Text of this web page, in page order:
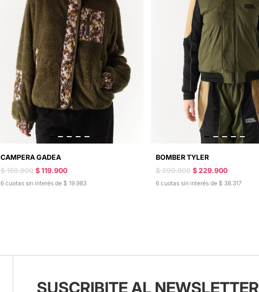
CAMPERA GADEA
$ 159.900 $ 119.900
6 cuotas sin interés de $ 19.983
BOMBER TYLER
$ 299.900 $ 229.900
6 cuotas sin interés de $ 38.317
SUSCRIBITE AL NEWSLETTER